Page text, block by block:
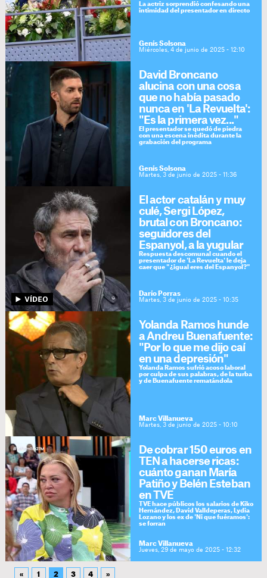
La actriz sorprendió confesando una
intimidad del presentador en directo
Genís Solsona
Miércoles, 4 de junio de 2025 - 12:10
David Broncano
alucina con una cosa
que no había pasado
nunca en 'La Revuelta':
"Es la primera vez..."
El presentador se quedó de piedra
con una escena inédita durante la
grabación del programa
Genís Solsona
Martes, 3 de junio de 2025 - 11:36
El actor catalán y muy
culé, Sergi López,
brutal con Broncano:
seguidores del
Espanyol, a la yugular
Respuesta descomunal cuando el
presentador de 'La Revuelta' le deja
caer que "¿igual eres del Espanyol?"
Darío Porras
Martes, 3 de junio de 2025 - 10:35
Yolanda Ramos hunde
a Andreu Buenafuente:
"Por lo que me dijo caí
en una depresión"
Yolanda Ramos sufrió acoso laboral
por culpa de sus palabras, de la turba
y de Buenafuente rematándola
Marc Villanueva
Martes, 3 de junio de 2025 - 10:10
De cobrar 150 euros en
TEN a hacerse ricas:
cuánto ganan María
Patiño y Belén Esteban
en TVE
TVE hace públicos los salarios de Kiko
Hernández, David Valldeperas, Lydia
Lozano y los ex de 'Ni que fuéramos':
se forran
Marc Villanueva
Jueves, 29 de mayo de 2025 - 12:32
« 1 2 3 4 »